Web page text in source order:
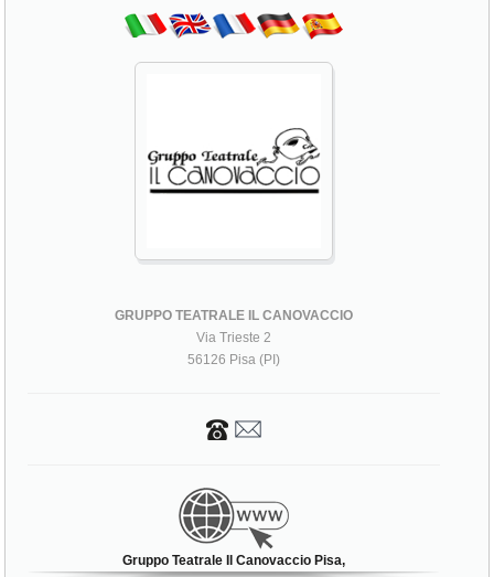
GRUPPO TEATRALE IL CANOVACCIO
Via Trieste 2
56126 Pisa (PI)
Gruppo Teatrale Il Canovaccio Pisa,